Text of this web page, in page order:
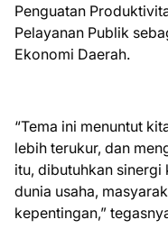
Penguatan
Pelayanan Publik
Ekonomi Daerah.
“Tema ini menuntut
lebih terukur, dan
itu, dibutuhkan sinergi
dunia usaha,
kepentingan,”